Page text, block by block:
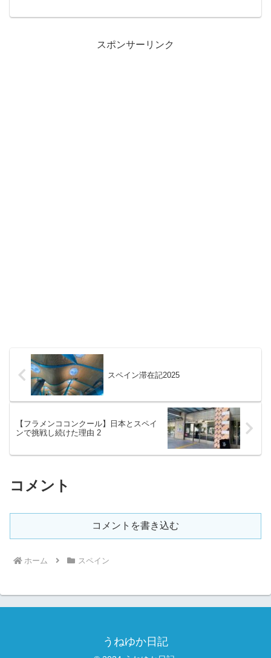
スポンサーリンク
スペイン滞在記2025
【フラメンココンクール】日本とスペイ
ンで挑戦し続けた理由 2
コメント
コメントを書き込む
ホーム スペイン
うねゆか日記